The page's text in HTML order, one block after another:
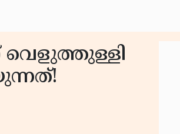
വെളുത്തുള്ളി